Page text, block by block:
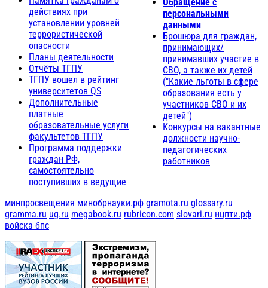
действиях при
установлении уровней
террористической
опасности
Планы деятельности
Отчёты ТГПУ
ТГПУ вошел в рейтинг
университетов QS
Дополнительные
платные
образовательные услуги
факультетов ТГПУ
Программа поддержки
граждан РФ,
самостоятельно
поступивших в ведущие
персональными
данными
Брошюра для граждан,
принимающих/
принимавших участие в
СВО, а также их детей
("Какие льготы в сфере
образования есть у
участников СВО и их
детей")
Конкурсы на вакантные
должности научно-
педагогических
работников
минпросвещения минобрнауки.рф gramota.ru glossary.ru
gramma.ru ug.ru megabook.ru rubricon.com slovari.ru нцпти.рф
войска бпс